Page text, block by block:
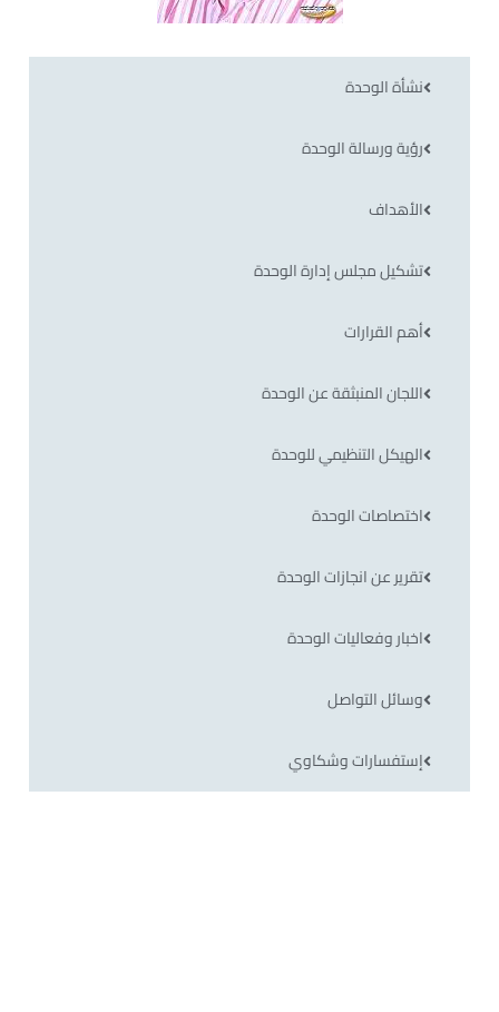
نشأة الوحدة
رؤية ورسالة الوحدة
الأهداف
تشكيل مجلس إدارة الوحدة
أهم القرارات
اللجان المنبثقة عن الوحدة
الهيكل التنظيمي للوحدة
اختصاصات الوحدة
تقرير عن انجازات الوحدة
اخبار وفعاليات الوحدة
وسائل التواصل
إستفسارات وشكاوي